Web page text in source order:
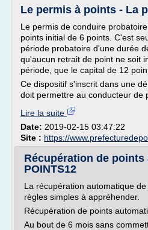
Le permis à points - La
Le permis de conduire
points initial de 6 points. C'est
période probatoire d'une durée
qu'aucun retrait de point ne soit
période, que le capital de 12
Ce dispositif s'inscrit dans une
doit permettre au conducteur de
Lire la suite
Date: 2019-02-15 03:47:22
Site : https://
Récupération de points
POINTS12
La récupération automatique
règles simples à appréhender.
Récupération de points
Au bout de 6 mois sans